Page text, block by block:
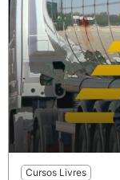
Cursos Livres